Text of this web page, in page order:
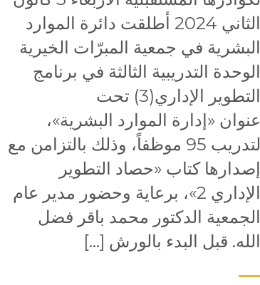
الثاني 2024 أطلقت دائرة الموارد
البشرية في جمعية المبرّات الخيرية
الوحدة التدريبية الثالثة في برنامج
التطوير الإداري(3) تحت
عنوان «إدارة الموارد البشرية»،
لتدريب 95 موظفاً، وذلك بالتزامن مع
إصدارها كتاب «حصاد التطوير
الإداري 2»، برعاية وحضور مدير عام
الجمعية الدكتور محمد باقر فضل
الله. قبل البدء بالورش […]